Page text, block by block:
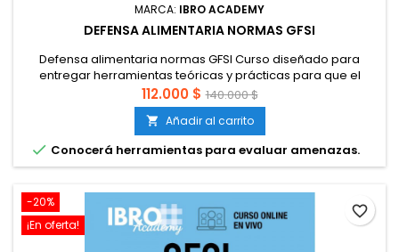
MARCA: IBRO ACADEMY
DEFENSA ALIMENTARIA NORMAS GFSI
Defensa alimentaria normas GFSI Curso diseñado para
entregar herramientas teóricas y prácticas para que el
participante pueda identificar y desarrollar herramientas de
evaluación de vulnerabilidades de contaminación
intencional. Código SENCE: 1238060398 (Chile). Link
SENCE: https://eligemejor.sence.cl/BuscarCursoNuevo/
curso=1238060398...
112.000 $ 140.000 $
 Añadir al carrito
 Conocerá herramientas para evaluar amenazas.
-20%
¡En oferta!
favorite_border